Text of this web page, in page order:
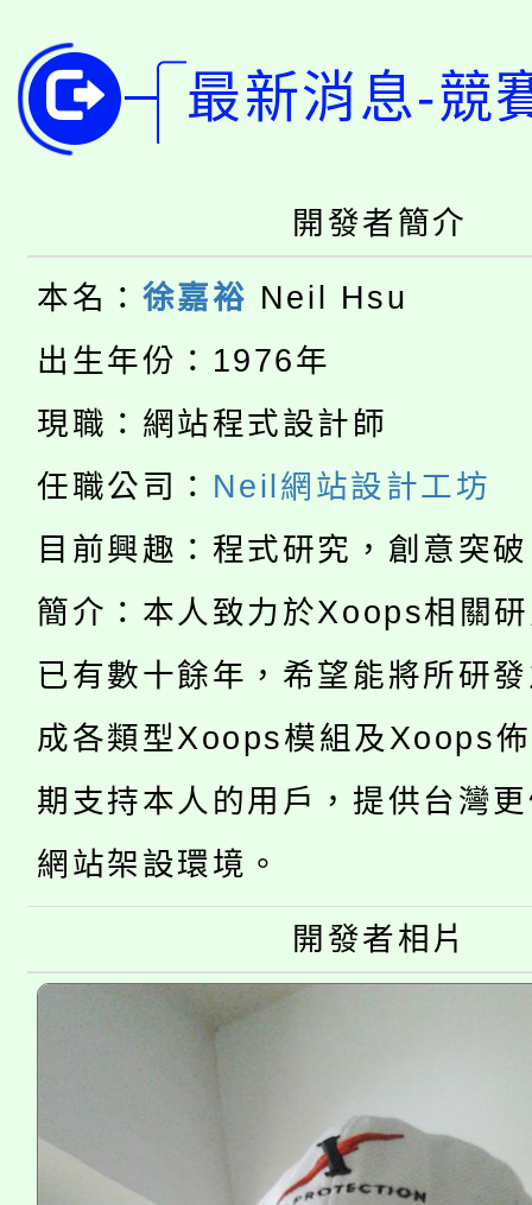
開!
115年桃園市運動會8/
田徑場及游泳池舉行。
桃園市低收入戶享有免
視費優惠，中低收入戶
半價優惠，詳情可洽有
者。
大園自造教育及科技
份教師增能研習
大溪自造教育及科技中
份教師研習
淨零綠生活教案入校路
115年食農教育專業人
程
「本色祭」8/29、30在
場熱烈登場!
8/21下午1時於龍潭區
徵才活動。
YOUNG桃局內行報名
局官網。
8月14至27日，桃園電
開!
115年桃園市運動會8/
田徑場及游泳池舉行。
桃園市低收入戶享有免
視費優惠，中低收入戶
半價優惠，詳情可洽有
大園自造教育及科技中
份教師增能研習
大溪自造教育及科技中
份教師研習
淨零綠生活教案入校路
會
115年食農教育專業人
最新消息-競
開發者簡介
本名： 徐嘉裕 Neil Hsu
出生年份：1976年
現職：網站程式設計師
任職公司： Neil網站設計工坊
目前興趣：程式研究，創意突
簡介：本人致力於Xoops相關
已有數十餘年，希望能將所研
成各類型Xoops模組及Xoops
期支持本人的用戶，提供台灣
網站架設環境。
開發者相片